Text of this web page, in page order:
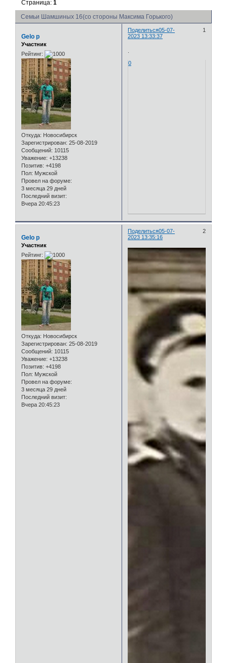
Семьи Шамшиных 16(со стороны Максима Горького)
Страница:1
Поделиться 1
05-07-
2023 13:33:37
Gelo p
Участник
Рейтинг:
Откуда: Новосибирск
Зарегистрирован: 25-08-2019
Сообщений: 10115
Уважение: +13238
Позитив: +4198
Пол: Мужской
Провел на форуме:
3 месяца 29 дней
Последний визит:
Вчера 20:45:23
0
Поделиться 2
05-07-
2023 13:35:16
Gelo p
Участник
Рейтинг:
Откуда: Новосибирск
Зарегистрирован: 25-08-2019
Сообщений: 10115
Уважение: +13238
Позитив: +4198
Пол: Мужской
Провел на форуме:
3 месяца 29 дней
Последний визит:
Вчера 20:45:23